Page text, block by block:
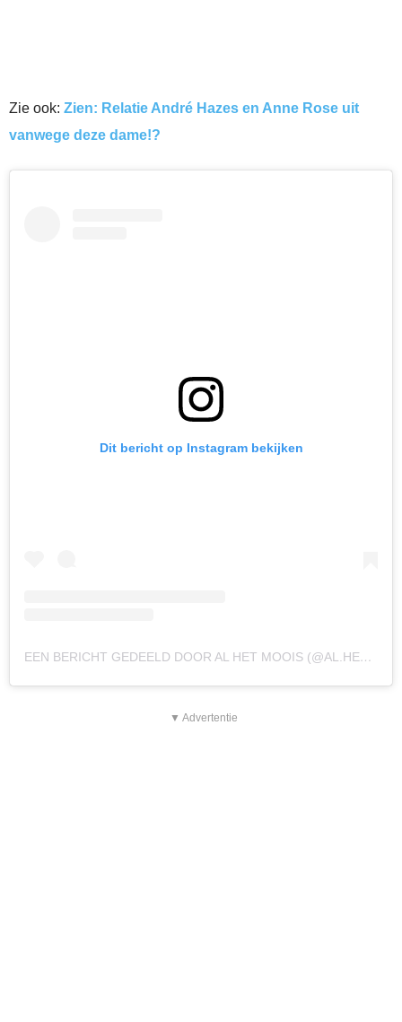
Zie ook: Zien: Relatie André Hazes en Anne Rose uit
vanwege deze dame!?
Dit bericht op Instagram bekijken
EEN BERICHT GEDEELD DOOR AL HET MOOIS (@AL.HET.MOOIS)
▼ Advertentie